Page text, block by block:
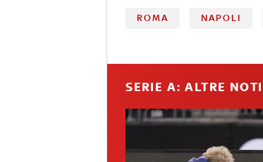
ROMA NAPOLI
SERIE A: ALTRE